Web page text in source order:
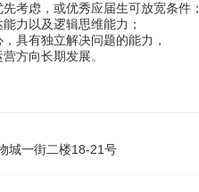
考虑，或优秀应届生可放宽条件；
力以及逻辑思维能力；
具有独立解决问题的能力，
方向长期发展。
城一街二楼18-21号